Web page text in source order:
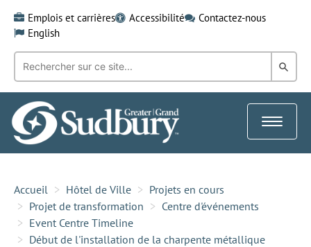
content
Emplois et carrières Accessibilité
Contactez-nous
English
Recherche
mot-
clé:
dans
Toggle
Accueil Hôtel de Ville
Projets en cours
Projet de transformation
Centre d'événements
Event Centre Timeline
Début de l'installation de la charpente métallique